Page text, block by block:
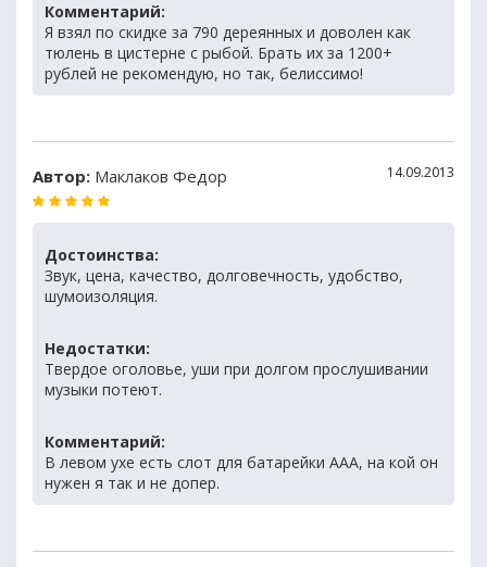
Комментарий:
Я взял по скидке за 790 дереянных и доволен как
тюлень в цистерне с рыбой. Брать их за 1200+
рублей не рекомендую, но так, белиссимо!
Автор: Маклаков Федор 14.09.2013
Достоинства:
Звук, цена, качество, долговечность, удобство,
шумоизоляция.
Недостатки:
Твердое оголовье, уши при долгом прослушивании
музыки потеют.
Комментарий:
В левом ухе есть слот для батарейки ААА, на кой он
нужен я так и не допер.